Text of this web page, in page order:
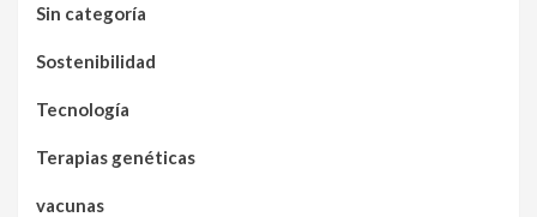
Sin categoría
Sostenibilidad
Tecnología
Terapias genéticas
vacunas